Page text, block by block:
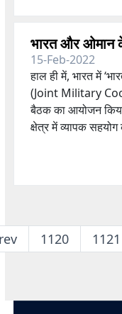
भारत और ओमान
15-Feb-2022
हाल ही में, भारत में
(Joint Military
बैठक का आयोजन
क्षेत्र में व्यापक
1120 1121